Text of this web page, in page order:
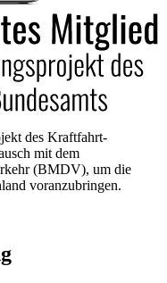
des Kraftfahrt-
mit dem
(BMDV), um die
voranzubringen.